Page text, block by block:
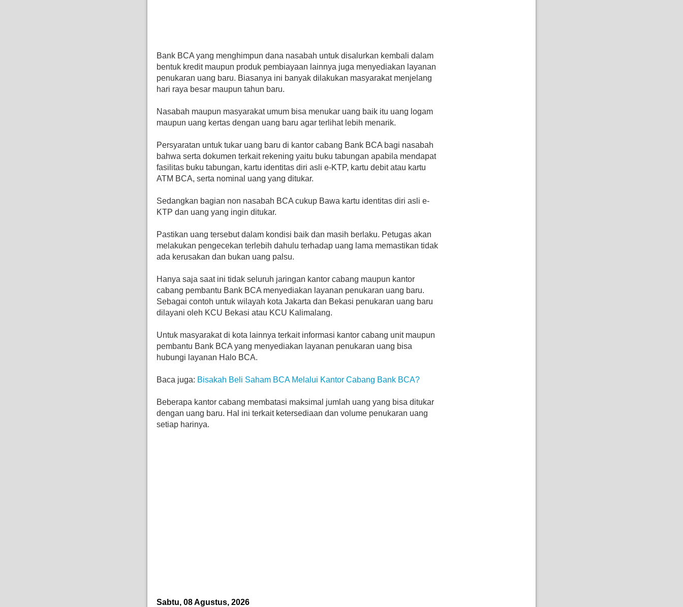
Bank BCA yang menghimpun dana nasabah untuk disalurkan kembali dalam
bentuk kredit maupun produk pembiayaan lainnya juga menyediakan layanan
penukaran uang baru. Biasanya ini banyak dilakukan masyarakat menjelang
hari raya besar maupun tahun baru.
Nasabah maupun masyarakat umum bisa menukar uang baik itu uang logam
maupun uang kertas dengan uang baru agar terlihat lebih menarik.
Persyaratan untuk tukar uang baru di kantor cabang Bank BCA bagi nasabah
bahwa serta dokumen terkait rekening yaitu buku tabungan apabila mendapat
fasilitas buku tabungan, kartu identitas diri asli e-KTP, kartu debit atau kartu
ATM BCA, serta nominal uang yang ditukar.
Sedangkan bagian non nasabah BCA cukup Bawa kartu identitas diri asli e-
KTP dan uang yang ingin ditukar.
Pastikan uang tersebut dalam kondisi baik dan masih berlaku. Petugas akan
melakukan pengecekan terlebih dahulu terhadap uang lama memastikan tidak
ada kerusakan dan bukan uang palsu.
Hanya saja saat ini tidak seluruh jaringan kantor cabang maupun kantor
cabang pembantu Bank BCA menyediakan layanan penukaran uang baru.
Sebagai contoh untuk wilayah kota Jakarta dan Bekasi penukaran uang baru
dilayani oleh KCU Bekasi atau KCU Kalimalang.
Untuk masyarakat di kota lainnya terkait informasi kantor cabang unit maupun
pembantu Bank BCA yang menyediakan layanan penukaran uang bisa
hubungi layanan Halo BCA.
Baca juga: Bisakah Beli Saham BCA Melalui Kantor Cabang Bank BCA?
Beberapa kantor cabang membatasi maksimal jumlah uang yang bisa ditukar
dengan uang baru. Hal ini terkait ketersediaan dan volume penukaran uang
setiap harinya.
Sabtu, 08 Agustus, 2026